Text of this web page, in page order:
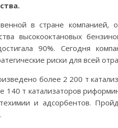
в стране компанией,
высокооктановых
90%. Сегодня
риски для всей
более 2 200 т
140 т катализаторов
и адсорбентов.